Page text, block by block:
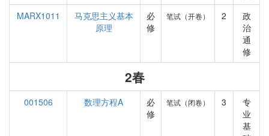
MARX1011
马克思主义基本
原理
必
修
笔试（开卷） 2
政
治
通
修
2春
001506 数理方程A
必
修
笔试（闭卷） 3
专
业
基